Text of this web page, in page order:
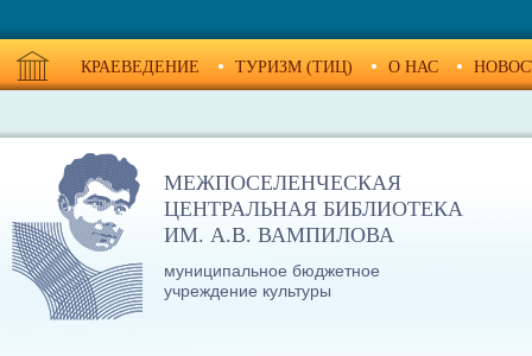
КРАЕВЕДЕНИЕ ТУРИЗМ (ТИЦ) О НАС
МЕЖПОСЕЛЕНЧЕСКАЯ
ЦЕНТРАЛЬНАЯ БИБЛИОТЕКА
ИМ. А.В. ВАМПИЛОВА
муниципальное бюджетное
учреждение культуры